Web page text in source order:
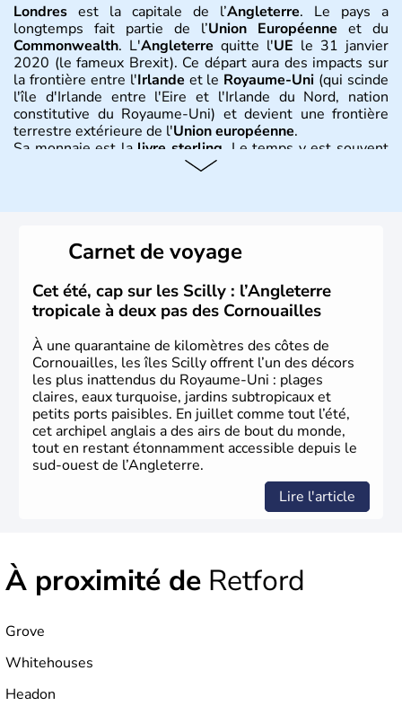
Londres est la capitale de l’Angleterre. Le pays a
longtemps fait partie de l’Union Européenne et du
Commonwealth. L'Angleterre quitte l'UE le 31 janvier
2020 (le fameux Brexit). Ce départ aura des impacts sur
la frontière entre l'Irlande et le Royaume-Uni (qui scinde
l'île d'Irlande entre l'Eire et l'Irlande du Nord, nation
constitutive du Royaume-Uni) et devient une frontière
terrestre extérieure de l'Union européenne.
Sa monnaie est lalivre sterling . Le temps y est souvent
instable avec de nombreuses précipitations : il s’agit d’un
Histoire et administration
L'Angleterre est l’une des quatre nations constitutives du
Royaume-Uni. Elle est peuplée de plus de 50 millions
d’habitants, les Anglais, et constitue à elle seule, près de
84% de la population de l’ensemble. Le pays s’est créé au
Xème siècle et tient son nom desAngles
germanique installé sur ces terres. Première démocratie
parlementaire au monde, elle doit son développement à
l’essor industriel du XIXème siècle.
Carnet de voyage
Cet été, cap sur les Scilly : l’Angleterre
tropicale à deux pas des Cornouailles
À une quarantaine de kilomètres des côtes de
Cornouailles, les îles Scilly offrent l’un des décors
les plus inattendus du Royaume-Uni : plages
claires, eaux turquoise, jardins subtropicaux et
petits ports paisibles. En juillet comme tout l’été,
cet archipel anglais a des airs de bout du monde,
tout en restant étonnamment accessible depuis le
sud-ouest de l’Angleterre.
Lire l'article
À proximité de Retford
Grove
Whitehouses
Headon